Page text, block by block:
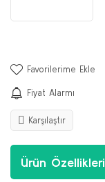
Fiyat Alarmı
Karşılaştır
Ürün Özellikleri